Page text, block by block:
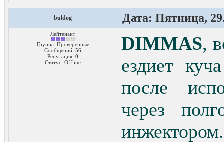
buldog Дата: Пятница,
Лейтенант
Группа: Проверенные
Сообщений: 56
Репутация: 0
Статус: Offline
DIMMAS,
ездиет
после
через